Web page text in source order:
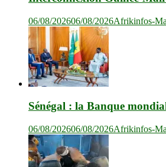
06/08/202606/08/2026Afrikinfos-
Sénégal : la Banque
06/08/202606/08/2026Afrikinfos-